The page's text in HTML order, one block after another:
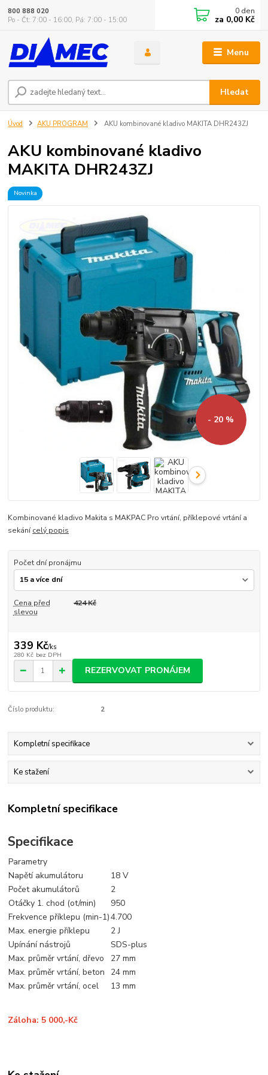
Menu
Hledat
800 888 020
Po - Čt: 7:00 - 16:00, Pá: 7:00 - 15:00
0 den
za 0,00 Kč
Úvod AKU PROGRAM AKU kombinované kladivo MAKITA DHR243ZJ
AKU kombinované kladivo
MAKITA DHR243ZJ
Novinka
- 20 %
Kombinované kladivo Makita s MAKPAC Pro vrtání, příklepové vrtání a
sekánícelý popis
Počet dní pronájmu
Cena před
slevou
424 Kč
339 Kč/ks
280 Kč bez DPH
REZERVOVAT PRONÁJEM
Číslo produktu: 2
Kompletní specifikace
Ke stažení
Kompletní specifikace
Specifikace
Parametry
Napětí akumulátoru
18 V
Počet akumulátorů
2
Otáčky 1. chod (ot/min)
950
Frekvence příklepu (min-1)4.700
Max. energie příklepu
2 J
Upínání nástrojů
SDS-plus
Max. průměr vrtání, dřevo
27 mm
Max. průměr vrtání, beton
24 mm
Max. průměr vrtání, ocel
13 mm
Záloha: 5 000,-Kč